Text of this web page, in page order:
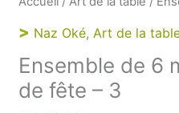
> Naz Oké, Art de la
Ensemble de 6
de fête – 3